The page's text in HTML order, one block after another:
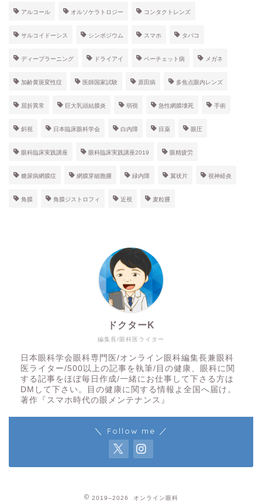
アルコール オルソケラトロジー コンタクトレンズ
サルコイドーシス シンポジウム スマホ タバコ
ディープラーニング ドライアイ ベーチェット病 メガネ
加齢黄斑変性症 医師国家試験 原田病 多焦点眼内レンズ
屈折異常 巨大乳頭結膜炎 弱視 急性網膜壊死 手術
斜視 日本臨床眼科学会 白内障 目薬 眼圧
眼科臨床実践講座 眼科臨床実践講座2019 眼精疲労
糖尿病網膜症 網膜芽細胞腫 緑内障 翼状片 視神経炎
角膜 角膜ジストロフィ 近視 麦粒腫
編集長/眼科医ライター
ドクターK
日本眼科学会眼科専門医/オンライン眼科編集長兼眼科
医ライター/500以上の記事を執筆/目の健康、眼科に関
する記事をほぼ毎日作成/一緒にお仕事して下さる方は
DMして下さい。目の健康に関する情報よ全国へ届け。
著作『スマホ時代の眼メンテナンス』
＼ Follow me ／
2019–2026 オンライン眼科